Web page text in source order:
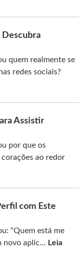
quem realmente se
redes sociais?
Assistir
por que os
ao redor
com Este
“Quem está me
novo aplic... Leia